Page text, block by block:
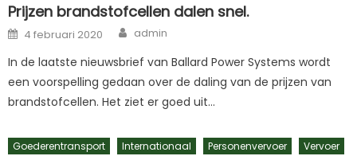
Prijzen brandstofcellen dalen snel.
Posted
on
4 februari 2020 Author
admin
In de laatste nieuwsbrief van Ballard Power Systems wordt
een voorspelling gedaan over de daling van de prijzen van
brandstofcellen. Het ziet er goed uit…
Goederentransport Internationaal Personenvervoer Vervoer